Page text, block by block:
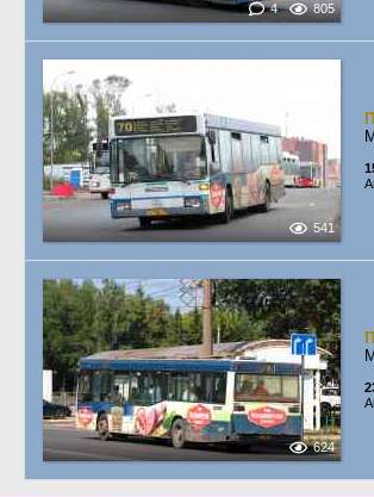
4 805
541
624